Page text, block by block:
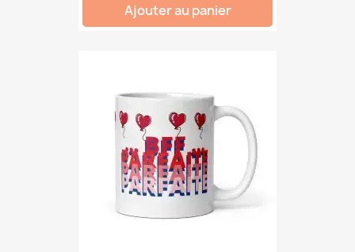
Ajouter au panier